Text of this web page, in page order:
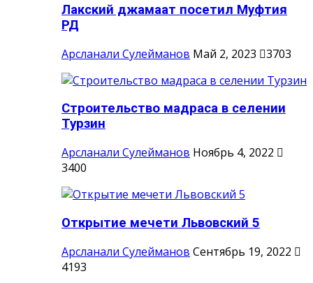
Лакский джамаат посетил Муфтия
РД
Арсланали Сулейманов Май 2, 2023 3703
Строительство мадраса в селении
Турзин
Арсланали Сулейманов Ноябрь 4, 2022
3400
Открытие мечети Львовский 5
Арсланали Сулейманов Сентябрь 19, 2022
4193